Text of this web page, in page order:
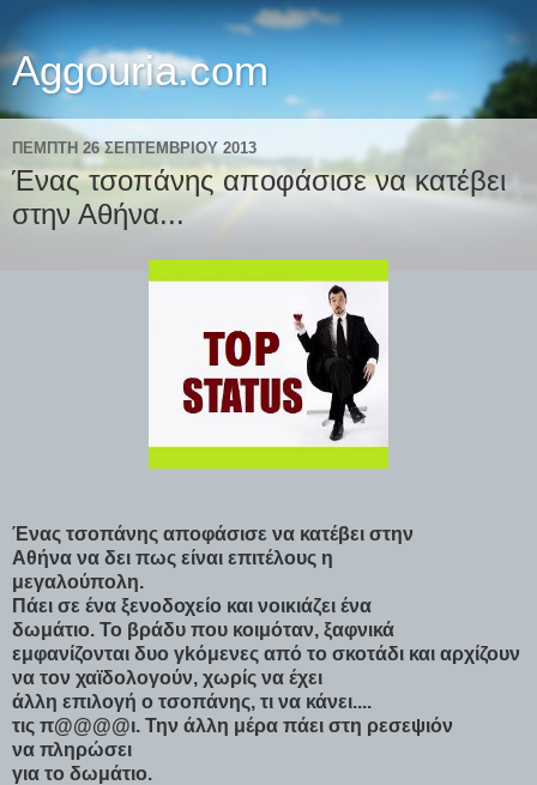
Aggouria.com
ΠΈΜΠΤΗ 26 ΣΕΠΤΕΜΒΡΊΟΥ 2013
Ένας τσοπάνης αποφάσισε να κατέβει
στην Αθήνα...
Ένας τσοπάνης αποφάσισε να κατέβει στην
Αθήνα να δει πως είναι επιτέλους η
μεγαλούπολη.
Πάει σε ένα ξενοδοχείο και νοικιάζει ένα
δωμάτιο. Το βράδυ που κοιμόταν, ξαφνικά
εμφανίζονται δυο γkόμενες από το σκοτάδι και αρχίζουν
να τον χαϊδολογούν, χωρίς να έχει
άλλη επιλογή ο τσοπάνης, τι να κάνει....
τις π@@@@ι. Την άλλη μέρα πάει στη ρεσεψιόν
να πληρώσει
για το δωμάτιο.